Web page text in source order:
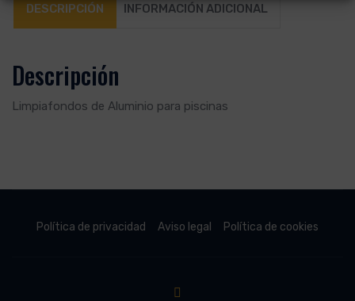
DESCRIPCIÓN INFORMACIÓN ADICIONAL
Descripción
Limpiafondos de Aluminio para piscinas
Política de privacidad Aviso legal Política de cookies